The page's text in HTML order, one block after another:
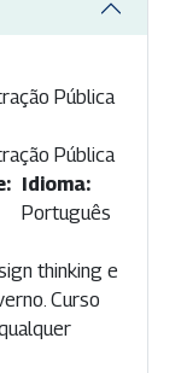
Pública
Pública
Idioma:
Português
thinking e
Curso